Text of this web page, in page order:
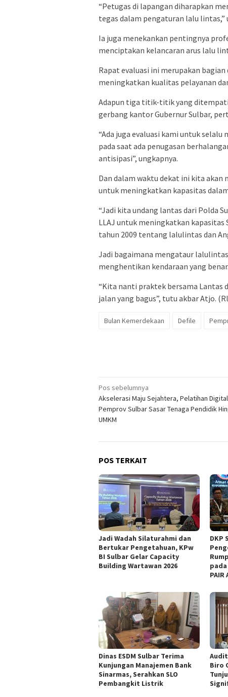
“Petugas di lapangan diharapkan
tegas dalam pengaturan lalu lintas,”
Ia juga menekankan pentingnya
menciptakan kelancaran arus lalu
Rapat evaluasi ini merupakan
meningkatkan kualitas pelayanan
Adapun tiga titik-titik yang ditempati
gerbang kantor Gubernur Sulbar,
“Ada juga evaluasi kami untuk
pada saat ada penugasan
antisipasi”, ungkapnya.
Dan dalam waktu dekat ini kita
untuk meningkatkan kapasitas
“Jadi kita undang lantas dari Polda
LLAJ untuk meningkatkan kapasitas
tahun 2009 tentang lalulintas dan
Jadi bagaimana mengataur
menghentikan kendaraan yang benar.
“Kita nanti praktek bersama Lantas
jalan yang bagus”, tutu akbar Atjo.
Bulan Kemerdekaan Defile
Navigasi
pos
Pos sebelumnya
Akselerasi Maju Sejahtera, Pelatihan Digital
Pemprov Sulbar Sasar Tenaga Pendidik
UMKM
POS TERKAIT
Jadi Wadah Silaturahmi dan
Bertukar Pengetahuan, KPw
BI Sulbar Gelar Capacity
Building Wartawan 2026
DKP
Dinas ESDM Sulbar Terima
Kunjungan Manajemen Bank
Sinarmas, Serahkan SLO
Pembangkit Listrik
Biro